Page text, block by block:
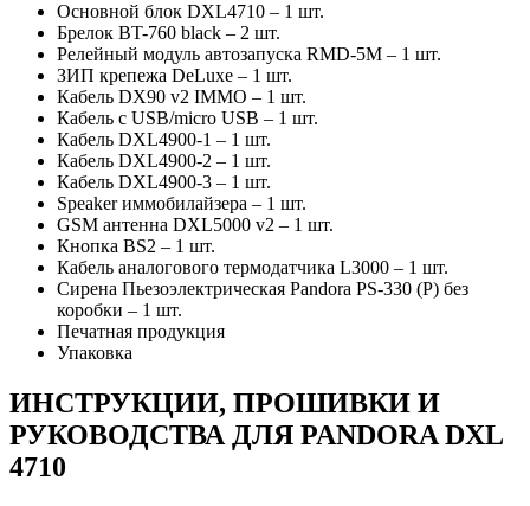
Основной блок DXL4710 – 1 шт.
Брелок BT-760 black – 2 шт.
Релейный модуль автозапуска RMD-5M – 1 шт.
ЗИП крепежа DeLuxe – 1 шт.
Кабель DX90 v2 IMMO – 1 шт.
Кабель c USB/micro USB – 1 шт.
Кабель DXL4900-1 – 1 шт.
Кабель DXL4900-2 – 1 шт.
Кабель DXL4900-3 – 1 шт.
Speaker иммобилайзера – 1 шт.
GSM антенна DXL5000 v2 – 1 шт.
Кнопка BS2 – 1 шт.
Кабель аналогового термодатчика L3000 – 1 шт.
Сирена Пьезоэлектрическая Pandora PS-330 (Р) без
коробки – 1 шт.
Печатная продукция
Упаковка
ИНСТРУКЦИИ, ПРОШИВКИ И
РУКОВОДСТВА ДЛЯ PANDORA DXL
4710